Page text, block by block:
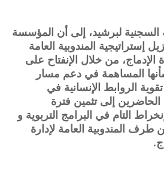
لبرشيد، إلى أن المؤسسة
إستراتيجية المندوبية العامة
الإدماج، من خلال الإنفتاح على
المساهمة في دعم مسار
تقوية الروابط الإنسانية في
الحاضرين إلى تثمين فترة
التام في البرامج التربوية و
طرف المندوبية العامة لإدارة